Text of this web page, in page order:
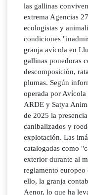
las gallinas
extrema Agencias
ecologistas y
condiciones
granja avícola en
gallinas ponedoras
descomposición,
plumas. Según
operada por
ARDE y Satya
de 2025 la
canibalizados y
explotación. Las
catalogadas como
exterior durante al
reglamento europeo
ello, la granja
Aenor, lo que ha